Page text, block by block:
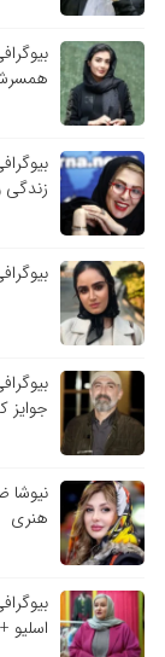
زندگی
جوایز
نیوشا
هنری